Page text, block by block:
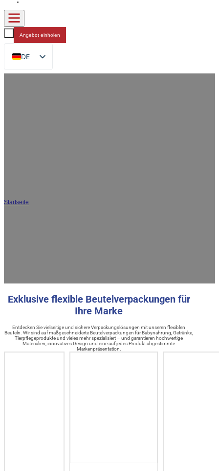
Angebot einholen
DE
EN
Startseite
Exklusive flexible Beutelverpackungen für
Ihre Marke
Entdecken Sie vielseitige und sichere Verpackungslösungen mit unseren flexiblen
Beuteln. Wir sind auf maßgeschneiderte Beutelverpackungen für Babynahrung, Getränke,
Tierpflegeprodukte und vieles mehr spezialisiert – und garantieren hochwertige
Materialien, innovatives Design und eine auf jedes Produkt abgestimmte
Markenpräsentation.